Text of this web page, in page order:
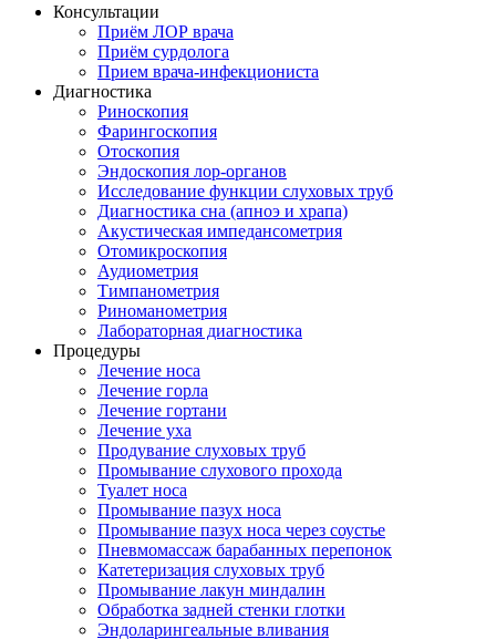
Консультации
Приём ЛОР врача
Приём сурдолога
Прием врача-инфекциониста
Диагностика
Риноскопия
Фарингоскопия
Отоскопия
Эндоскопия лор-органов
Исследование функции слуховых труб
Диагностика сна (апноэ и храпа)
Акустическая импедансометрия
Отомикроскопия
Аудиометрия
Тимпанометрия
Риноманометрия
Лабораторная диагностика
Процедуры
Лечение носа
Лечение горла
Лечение гортани
Лечение уха
Продувание слуховых труб
Промывание слухового прохода
Туалет носа
Промывание пазух носа
Промывание пазух носа через соустье
Пневмомассаж барабанных перепонок
Катетеризация слуховых труб
Промывание лакун миндалин
Обработка задней стенки глотки
Эндоларингеальные вливания